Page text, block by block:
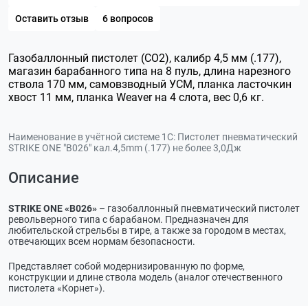
Оставить отзыв 6 вопросов
Газобаллонный пистолет (CO2), калибр 4,5 мм (.177),
магазин барабанного типа на 8 пуль, длина нарезного
ствола 170 мм, самовзводный УСМ, планка ласточкин
хвост 11 мм, планка Weaver на 4 слота, вес 0,6 кг.
Наименование в учётной системе 1С: Пистолет пневматический
STRIKE ONE "B026" кал.4,5mm (.177) не более 3,0Дж
Описание
STRIKE ONE «В026» – газобаллонный пневматический пистолет
револьверного типа с барабаном. Предназначен для
любительской стрельбы в тире, а также за городом в местах,
отвечающих всем нормам безопасности.
Представляет собой модернизированную по форме,
конструкции и длине ствола модель (аналог отечественного
пистолета «Корнет»).